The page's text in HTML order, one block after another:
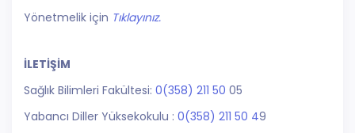
Yönetmelik için Tıklayınız.
İLETİŞİM
Sağlık Bilimleri Fakültesi: 0(358) 211 50 05
Yabancı Diller Yüksekokulu : 0(358) 211 50 49